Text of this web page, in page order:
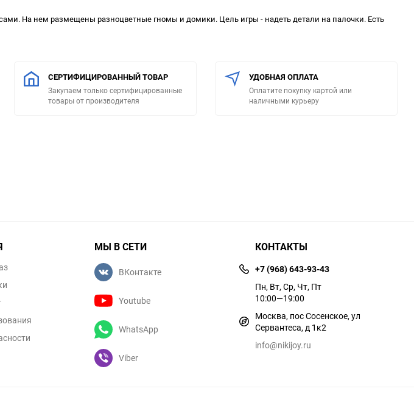
На нем размещены разноцветные гномы и домики. Цель игры - надеть детали на палочки. Есть
СЕРТИФИЦИРОВАННЫЙ ТОВАР
Закупаем только сертифицированные
товары от производителя
УДОБНАЯ ОПЛАТА
Оплатите покупку картой или
наличными курьеру
МЫ В СЕТИ
ВКонтакте
Youtube
WhatsApp
Viber
КОНТАКТЫ
+7 (968) 643-93-43
Пн, Вт, Ср, Чт, Пт
10:00—19:00
Москва, пос Сосенское, ул
Сервантеса, д 1к2
info@nikijoy.ru